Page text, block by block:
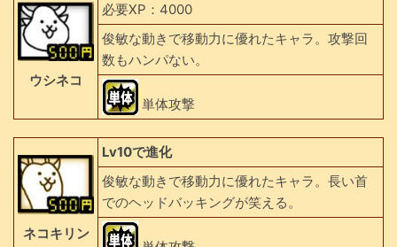
ウシネコ
必要XP：4000
俊敏な動きで移動力に優れたキャラ。攻撃回
数もハンパない。
単体攻撃
ネコキリン
Lv10で進化
俊敏な動きで移動力に優れたキャラ。長い首
でのヘッドバッキングが笑える。